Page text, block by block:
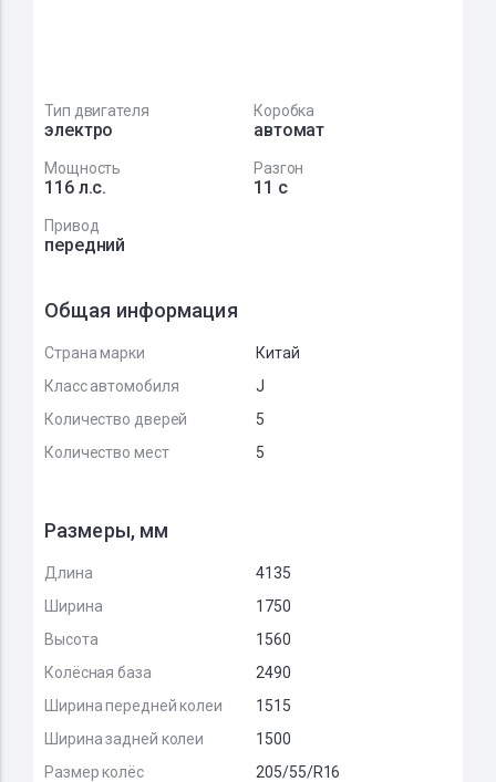
Тип двигателя
электро
Коробка
автомат
Мощность
116 л.с.
Разгон
11 с
Привод
передний
Общая информация
Страна марки
Китай
Класс автомобиля
J
Количество дверей
5
Количество мест
5
Размеры, мм
Длина
4135
Ширина
1750
Высота
1560
Колёсная база
2490
Ширина передней колеи
1515
Ширина задней колеи
1500
Размер колёс
205/55/R16